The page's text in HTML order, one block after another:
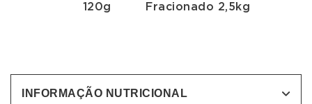
120g Fracionado 2,5kg
INFORMAÇÃO NUTRICIONAL